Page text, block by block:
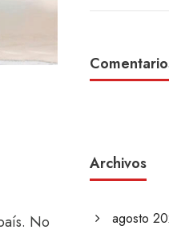
No
Archivos
agosto